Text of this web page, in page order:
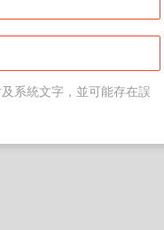
系統文字，並可能存在誤